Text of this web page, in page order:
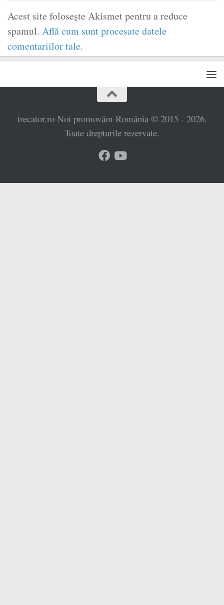
Acest site folosește Akismet pentru a reduce
spamul. Află cum sunt procesate datele
comentariilor tale.
trecator.ro Noi promovăm România © 2015 - 2026.
Toate drepturile rezervate.